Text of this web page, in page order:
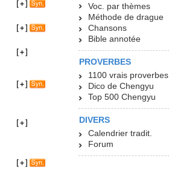
Voc. par thèmes
Méthode de drague
Chansons
Bible annotée
PROVERBES
1100 vrais proverbes
Dico de Chengyu
Top 500 Chengyu
DIVERS
Calendrier tradit.
Forum